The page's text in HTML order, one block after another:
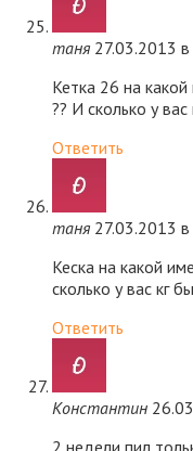
таня 27.03.2013
Кетка 26 на
?? И сколько у
Ответить
таня 27.03.2013
Кеска на какой
сколько у вас кг
Ответить
Константин
2 недели пил